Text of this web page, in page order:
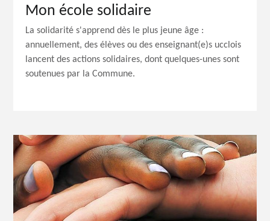
Mon école solidaire
La solidarité s'apprend dès le plus jeune âge :
annuellement, des élèves ou des enseignant(e)s ucclois
lancent des actions solidaires, dont quelques-unes sont
soutenues par la Commune.